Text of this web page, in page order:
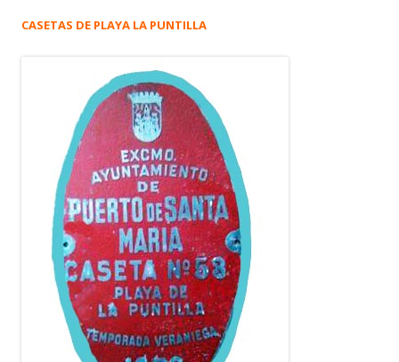
CASETAS DE PLAYA LA PUNTILLA